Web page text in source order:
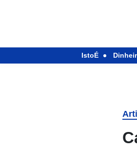
IstoÉ